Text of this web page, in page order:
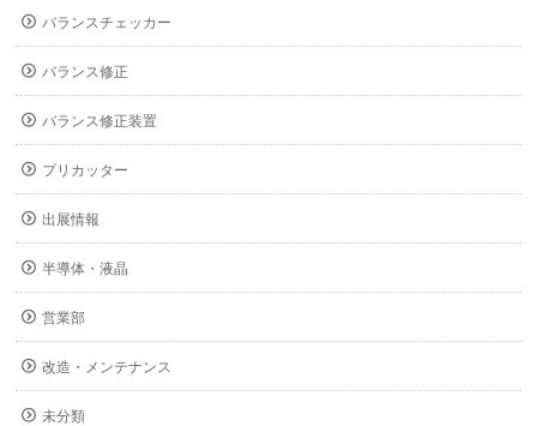
バランスチェッカー
バランス修正
バランス修正装置
プリカッター
出展情報
半導体・液晶
営業部
改造・メンテナンス
未分類